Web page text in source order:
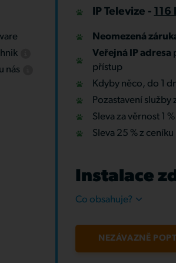
nás
IP Televize - 116
Neomezená
Veřejná IP adresa
přístup
Kdyby něco, do 1
Pozastavení služby
Sleva za věrnost 1
Sleva 25 % z
Instalace
Co obsahuje?
NEZÁVAZNĚ